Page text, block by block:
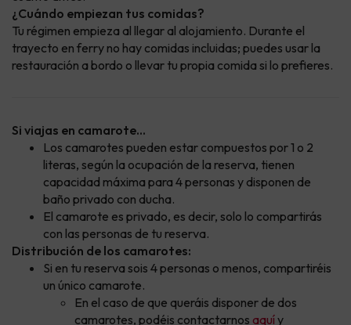
¿Cuándo empiezan tus comidas?
Tu régimen empieza al llegar al alojamiento. Durante el
trayecto en ferry no hay comidas incluidas; puedes usar la
restauración a bordo o llevar tu propia comida si lo prefieres.
Si viajas en camarote...
Los camarotes pueden estar compuestos por 1 o 2
literas, según la ocupación de la reserva, tienen
capacidad máxima para 4 personas y disponen de
baño privado con ducha.
El camarote es privado, es decir, solo lo compartirás
con las personas de tu reserva.
Distribución de los camarotes:
Si en tu reserva sois 4 personas o menos, compartiréis
un único camarote.
En el caso de que queráis disponer de dos
camarotes, podéis contactarnos aquíy